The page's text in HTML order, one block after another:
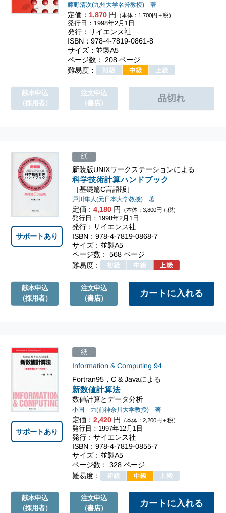
藤野清次(九州大学名誉教授) 著
定価： 1,870 円 （本体：1,700円＋税）
発行日：1998年2月1日
発行：サイエンス社
ISBN：978-4-7819-0861-8
サイズ：並製A5
ページ数： 208 ページ
難易度：
献本申込
（採用者）
注文申込
（書店）
新装版UNIXワークステーションによる
科学技術計算ハンドブック
［基礎篇C言語版］
戸川隼人(元日本大学教授) 著
定価： 4,180円 （本体：3,800円＋税）
紙
発行日：1998年2月1日
発行：サイエンス社
ISBN：978-4-7819-0868-7
サイズ：並製A5
ページ数： 568 ページ
難易度：
サポートあり
献本申込
（採用者）
注文申込
（書店）
Fortran95，C & Javaによる
新数値計算法
数値計算とデータ分析
Information & Computing 94
小国 力(前神奈川大学教授) 著
定価： 2,420円 （本体：2,200円＋税）
紙
発行日：1997年12月1日
発行：サイエンス社
ISBN：978-4-7819-0855-7
サイズ：並製A5
ページ数： 328 ページ
難易度：
サポートあり
献本申込
（採用者）
注文申込
（書店）